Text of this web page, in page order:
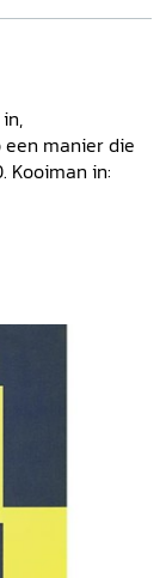
manier die
Kooiman in: